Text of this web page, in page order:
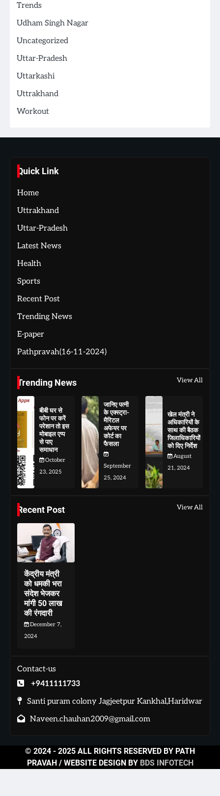
Trends
Udham Singh Nagar
Uncategorized
Uttar-Pradesh
Uttarkashi
Uttrakhand
Workout
Quick Link
Home
Uttrakhand
Uttar-Pradesh
Latest News
Health
Sports
Recent Post
Trending News
E-paper
Pathpravah(16-11-2024)
Trending News View All
बीबी घर से
फोन पर करें
परेशान तो इस
मोबाइल एप्प
से पाए
समाधान
October
23, 2025
जानिए पत्नी
के एक्स्ट्रा-
मैरिटल
अफेयर पर
कोर्ट का
फैसला
September
25, 2024
खेल मंत्री ने
अधिकारियों के
साथ की बैठक
जिलाधिकारियों
को दिए निर्देश
August
21, 2024
Recent Post View All
केंद्रीय मंत्री
को धमकी भरा
संदेश भेजकर
मांगी 50 लाख
की रंगदारी
December 7,
2024
Contact-us
+9411111733
Santi puram colony Jagjeetpur Kankhal,Haridwar
Naveen.chauhan2009@gmail.com
© 2024 - 2025 ALL RIGHTS RESERVED BY PATH
PRAVAH / WEBSITE DESIGN BY BDS INFOTECH